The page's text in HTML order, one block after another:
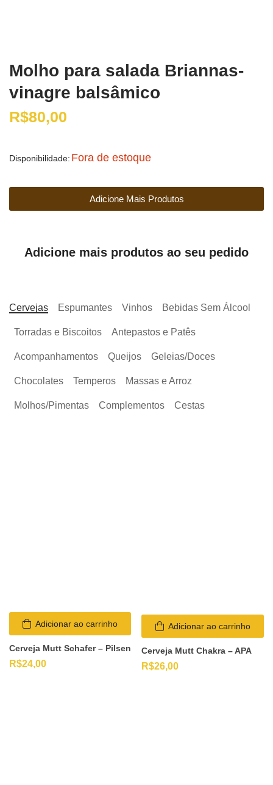
Molho para salada Briannas-
vinagre balsâmico
R$80,00
Disponibilidade: Fora de estoque
Adicione Mais Produtos
Adicione mais produtos ao seu pedido
Cervejas Espumantes Vinhos Bebidas Sem Álcool
Torradas e Biscoitos Antepastos e Patês
Acompanhamentos Queijos Geleias/Doces
Chocolates Temperos Massas e Arroz
Molhos/Pimentas Complementos Cestas
Adicionar ao carrinho
Cerveja Mutt Schafer – Pilsen
R$24,00
Adicionar ao carrinho
Cerveja Mutt Chakra – APA
R$26,00